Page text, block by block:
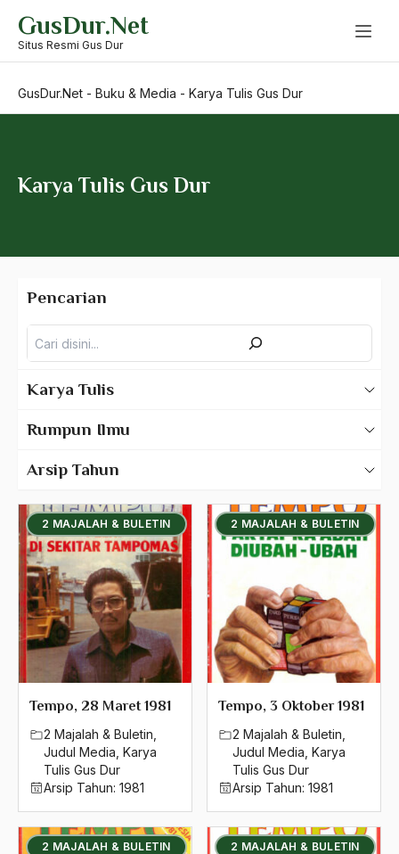
content
GusDur.Net
Situs Resmi Gus Dur
GusDur.Net - Buku & Media - Karya Tulis Gus Dur
Karya Tulis Gus Dur
2 MAJALAH & BULETIN
Tempo, 28 Maret 1981
2 Majalah & Buletin
Judul Media Karya
Tulis Gus Dur
Arsip Tahun: 1981
2 MAJALAH & BULETIN
Tempo, 3 Oktober 1981
2 Majalah & Buletin
Judul Media Karya
Tulis Gus Dur
Arsip Tahun: 1981
2 MAJALAH & BULETIN 2 MAJALAH & BULETIN
Pencarian
Karya Tulis
Bahasa Inggris
Judul Buku
Judul Media
Judul Tulisan
Transkrip Lisan
Karya Tulis Tentang Gus Dur
Rumpun Ilmu
550 – Ilmu Ekonomi
580 – Ilmu Sosial Humaniora
630 – Agama Dan Filsafat
660 – Ilmu Seni, Desain dan Media
710 – Ilmu Pendidikan
Arsip Tahun
2024
2023
2022
2021
2019
2018
2017
2015